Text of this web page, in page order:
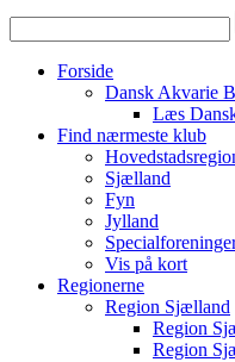
Forside
Dansk Akvarie
Læs
Find nærmeste klub
Sjælland
Fyn
Jylland
Vis på kort
Regionerne
Region Sjælland
Region
Region